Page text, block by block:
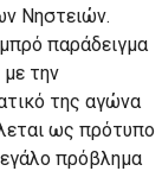
Νηστειών.
παράδειγμα
την
της αγώνα
ως πρότυπο
πρόβλημα